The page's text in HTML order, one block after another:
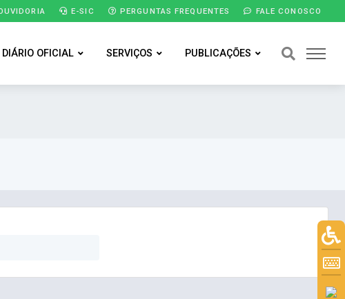
E-SIC PERGUNTAS FREQUENTES FALE CONOSCO
DIÁRIO OFICIAL SERVIÇOS PUBLICAÇÕES